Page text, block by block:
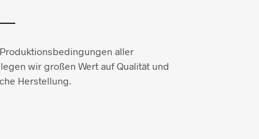
aller
wir großen Wert auf Qualität und
Herstellung.